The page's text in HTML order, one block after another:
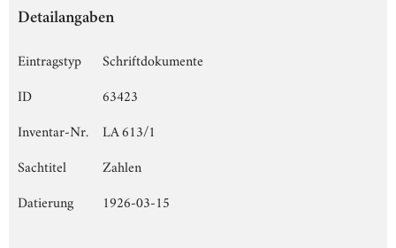
Detailangaben
Eintragstyp
Schriftdokumente
ID
63423
Inventar-Nr.
LA 613/1
Sachtitel
Zahlen
Datierung
1926-03-15